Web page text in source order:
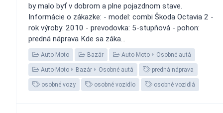
by malo byť v dobrom a plne pojazdnom stave.
Informácie o zákazke: - model: combi Škoda Octavia 2 -
rok výroby: 2010 - prevodovka: 5-stupňová - pohon:
predná náprava Kde sa záka...
Auto-Moto Bazár Auto-Moto Osobné autá
Auto-Moto Bazár Osobné autá predná náprava
osobné vozy osobné vozidlo osobné vozidlá